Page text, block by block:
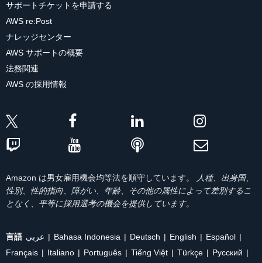
サポートチケットを申請する
AWS re:Post
ナレッジセンター
AWS サポートの概要
法務関連
AWS の採用情報
Amazon は男女雇用機会均等法を順守しています。
人種、出身国、
性別、性的指向、障がい、年齢、その他の属性によって差別するこ
となく、平等に採用選考の機会を提供しています。
言語 عربي Bahasa Indonesia Deutsch English
Español
Français
Italiano Português Tiếng Việt Türkçe Ρусский